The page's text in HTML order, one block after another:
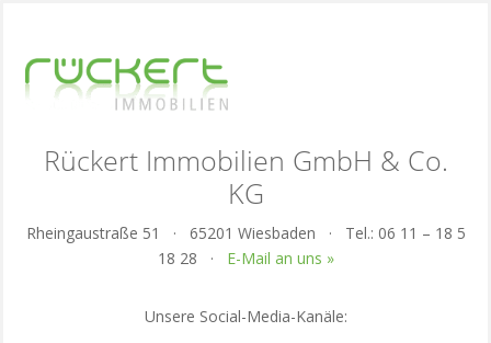
Rückert Immobilien GmbH & Co.
KG
Rheingaustraße 51 · 65201 Wiesbaden · Tel.: 06 11 – 18 5
18 28 · E-Mail an uns »
Unsere Social-Media-Kanäle: